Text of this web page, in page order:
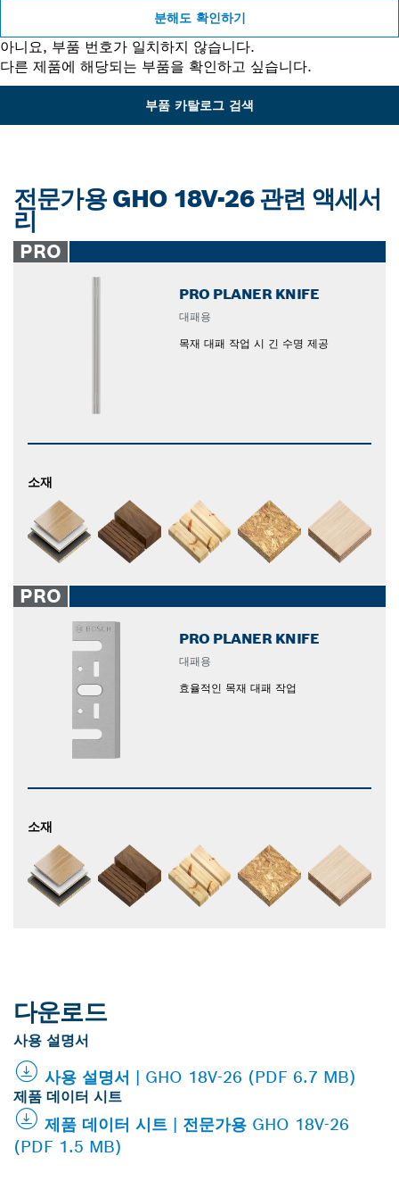
분해도 확인하기
아니요, 부품 번호가 일치하지 않습니다.
다른 제품에 해당되는 부품을 확인하고 싶습니다.
부품 카탈로그 검색
전문가용 GHO 18V-26 관련 액세서
리
PRO
PRO PLANER KNIFE
대패용
목재 대패 작업 시 긴 수명 제공
소재
PRO
PRO PLANER KNIFE
대패용
효율적인 목재 대패 작업
소재
다운로드
사용 설명서
사용 설명서 | GHO 18V-26 (PDF 6.7 MB)
제품 데이터 시트
제품 데이터 시트 | 전문가용 GHO 18V-26
(PDF 1.5 MB)